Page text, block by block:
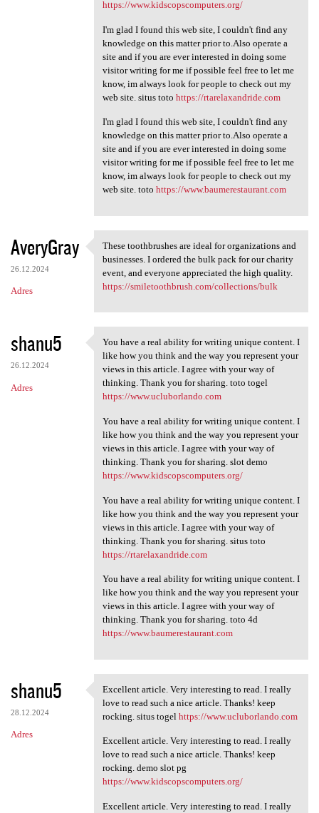
https://www.kidscopscomputers.org/
I'm glad I found this web site, I couldn't find any
knowledge on this matter prior to.Also operate a
site and if you are ever interested in doing some
visitor writing for me if possible feel free to let me
know, im always look for people to check out my
web site. situs toto https://rtarelaxandride.com
I'm glad I found this web site, I couldn't find any
knowledge on this matter prior to.Also operate a
site and if you are ever interested in doing some
visitor writing for me if possible feel free to let me
know, im always look for people to check out my
web site. toto https://www.baumerestaurant.com
AveryGray
26.12.2024
Adres
These toothbrushes are ideal
These toothbrushes are ideal for organizations and
businesses. I ordered the bulk pack for our charity
event, and everyone appreciated the high quality.
https://smiletoothbrush.com/collections/bulk
shanu5
26.12.2024
Adres
You have a real ability for
You have a real ability for writing unique content. I
like how you think and the way you represent your
views in this article. I agree with your way of
thinking. Thank you for sharing. toto togel
https://www.ucluborlando.com
You have a real ability for writing unique content. I
like how you think and the way you represent your
views in this article. I agree with your way of
thinking. Thank you for sharing. slot demo
https://www.kidscopscomputers.org/
You have a real ability for writing unique content. I
like how you think and the way you represent your
views in this article. I agree with your way of
thinking. Thank you for sharing. situs toto
https://rtarelaxandride.com
You have a real ability for writing unique content. I
like how you think and the way you represent your
views in this article. I agree with your way of
thinking. Thank you for sharing. toto 4d
https://www.baumerestaurant.com
shanu5
28.12.2024
Adres
Excellent article. Very
Excellent article. Very interesting to read. I really
love to read such a nice article. Thanks! keep
rocking. situs togel https://www.ucluborlando.com
Excellent article. Very interesting to read. I really
love to read such a nice article. Thanks! keep
rocking. demo slot pg
https://www.kidscopscomputers.org/
Excellent article. Very interesting to read. I really